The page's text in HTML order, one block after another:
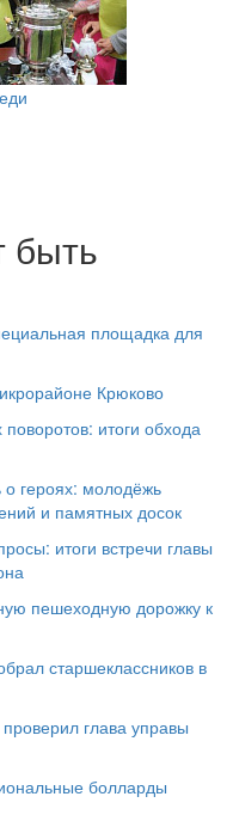
быть
площадка для
Крюково
итоги обхода
героях: молодёжь
и памятных досок
итоги встречи главы
пешеходную дорожку к
старшеклассников в
глава управы
болларды